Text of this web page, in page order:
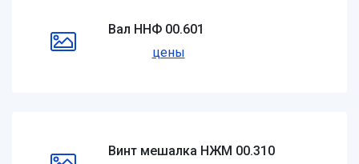
Вал ННФ 00.601
цены
Винт мешалка НЖМ 00.310